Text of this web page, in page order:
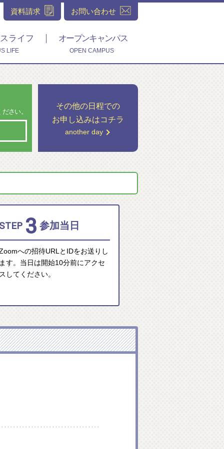
資料請求 お問い合わせ
ライフ
LIFE
オープンキャンパス
OPEN CAMPUS
さい。
その他の日程での
お申し込みはコチラ
another day
3 参加当日
への招待URLとIDをお送りし
す。当日は開始10分前にアクセ
してください。